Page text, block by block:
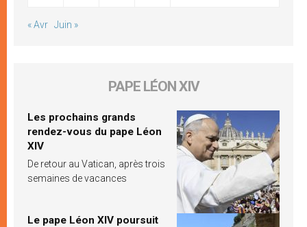
« Avr Juin »
PAPE LÉON XIV
Les prochains grands
rendez-vous du pape Léon
XIV
De retour au Vatican, après trois
semaines de vacances
Le pape Léon XIV poursuit